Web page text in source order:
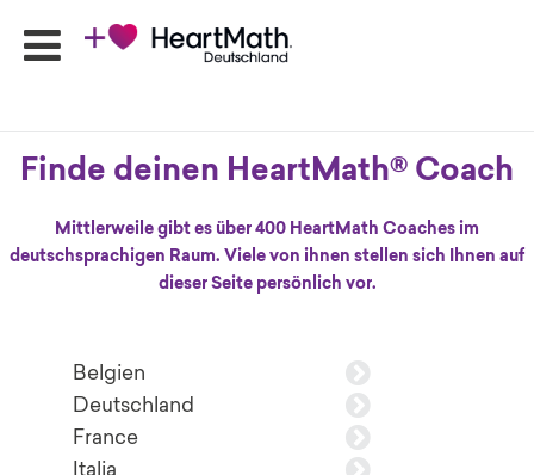
HeartMath
Online-
Programme
Ansprechpartner
Newsletter
Finde deinen HeartMath® Coach
Mittlerweile gibt es über 400 HeartMath Coaches im
deutschsprachigen Raum. Viele von ihnen stellen sich Ihnen auf
dieser Seite persönlich vor.
Belgien
Deutschland
France
Italia